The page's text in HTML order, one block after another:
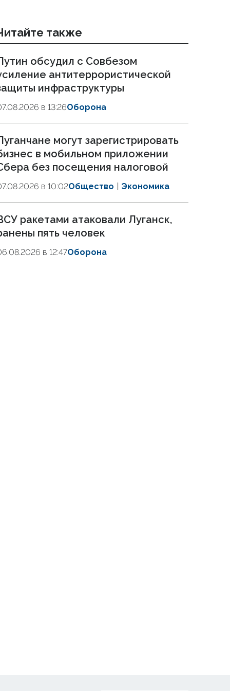
также
обсудил с Совбезом
антитеррористической
инфраструктуры
в 13:26Оборона
могут зарегистрировать
в мобильном приложении
без посещения налоговой
в 10:02Общество Экономика
ракетами атаковали Луганск,
пять человек
в 12:47Оборона